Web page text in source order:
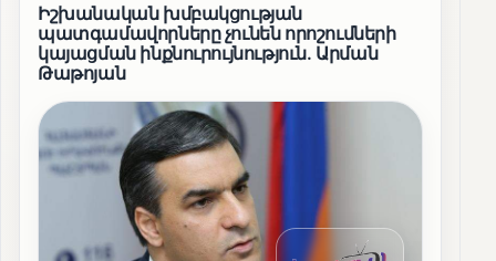
Իշխանական խմբակցության
պատգամավորները չունեն որոշումների
կայացման ինքնուրույնություն․ Արման
Թաթոյան